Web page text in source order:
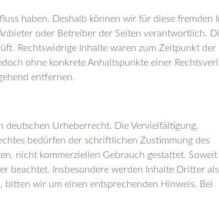
haben. Deshalb können wir für diese fremden
oder Betreiber der Seiten verantwortlich.
Rechtswidrige Inhalte waren zum Zeitpunkt der
ohne konkrete Anhaltspunkte einer
entfernen.
deutschen Urheberrecht. Die Vervielfältigung,
bedürfen der schriftlichen Zustimmung des
nicht kommerziellen Gebrauch gestattet. Soweit
beachtet. Insbesondere werden Inhalte Dritter
bitten wir um einen entsprechenden Hinweis. Bei